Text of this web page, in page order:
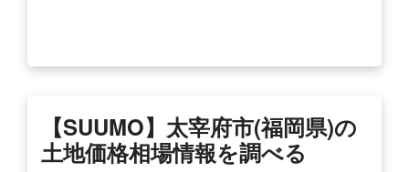
【SUUMO】太宰府市(福岡県)の
土地価格相場情報を調べる